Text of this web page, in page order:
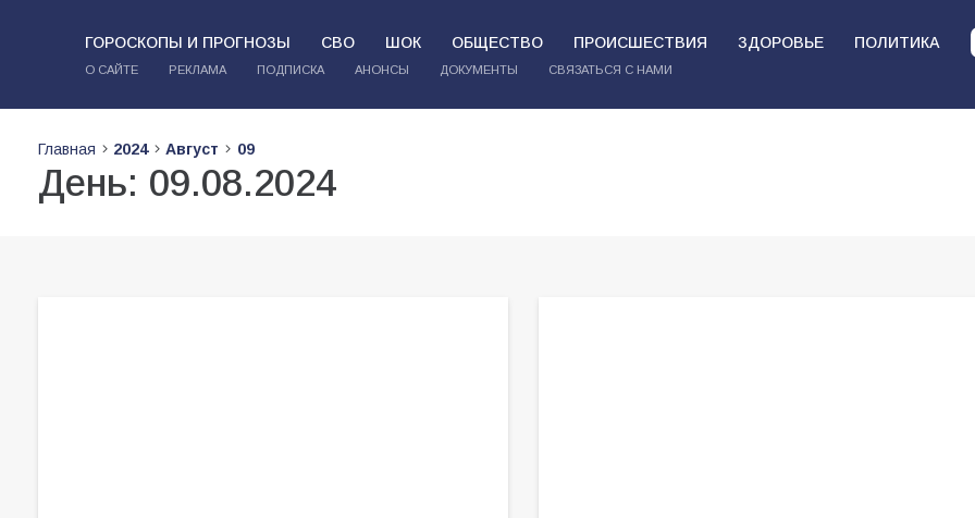
ГОРОСКОПЫ И ПРОГНОЗЫ СВО ШОК ОБЩЕСТВО ПРОИСШЕСТВИЯ ЗДОРОВЬЕ ПОЛИТИКА
О САЙТЕ РЕКЛАМА ПОДПИСКА АНОНСЫ ДОКУМЕНТЫ СВЯЗАТЬСЯ С НАМИ
Главная 2024 Август 09
День: 09.08.2024